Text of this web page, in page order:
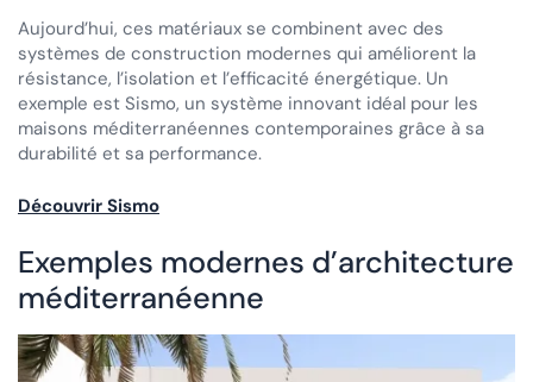
Aujourd’hui, ces matériaux se combinent avec des
systèmes de construction modernes qui améliorent la
résistance, l’isolation et l’efficacité énergétique. Un
exemple est Sismo, un système innovant idéal pour les
maisons méditerranéennes contemporaines grâce à sa
durabilité et sa performance.
Découvrir Sismo
Exemples modernes d’architecture
méditerranéenne